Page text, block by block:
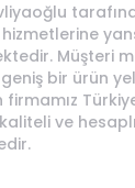
Müşteri
bir ürün
firmamız
ve